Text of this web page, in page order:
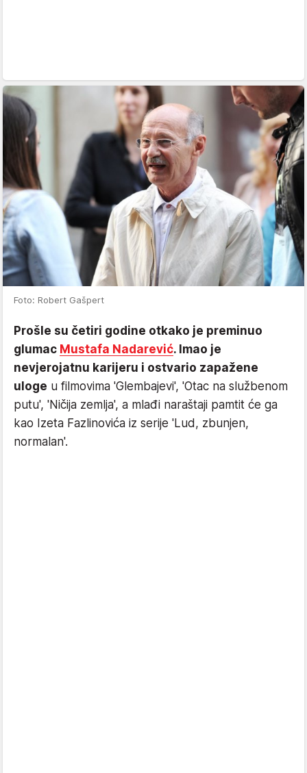
Foto: Robert Gašpert
Prošle su četiri godine otkako je preminuo
glumac Mustafa Nadarević. Imao je
nevjerojatnu karijeru i ostvario zapažene
uloge u filmovima 'Glembajevi', 'Otac na službenom
putu', 'Ničija zemlja', a mlađi naraštaji pamtit će ga
kao Izeta Fazlinovića iz serije 'Lud, zbunjen,
normalan'.